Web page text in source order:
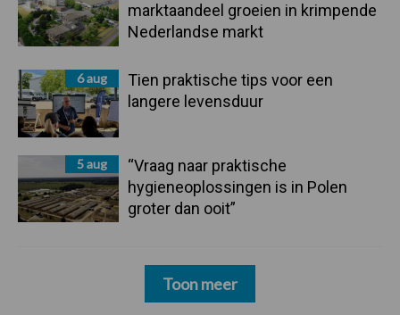
marktaandeel groeien in krimpende
Nederlandse markt
6 aug
Tien praktische tips voor een
langere levensduur
5 aug
“Vraag naar praktische
hygieneoplossingen is in Polen
groter dan ooit”
Toon meer